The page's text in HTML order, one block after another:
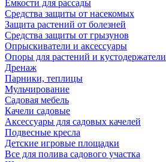
Ёмкости для рассады
Средства защиты от насекомых
Защита растений от болезней
Средства защиты от грызунов
Опрыскиватели и аксессуары
Опоры для растений и кустодержатели
Дренаж
Парники, теплицы
Мульчирование
Садовая мебель
Качели садовые
Аксессуары для садовых качелей
Подвесные кресла
Детские игровые площадки
Все для полива садового участка